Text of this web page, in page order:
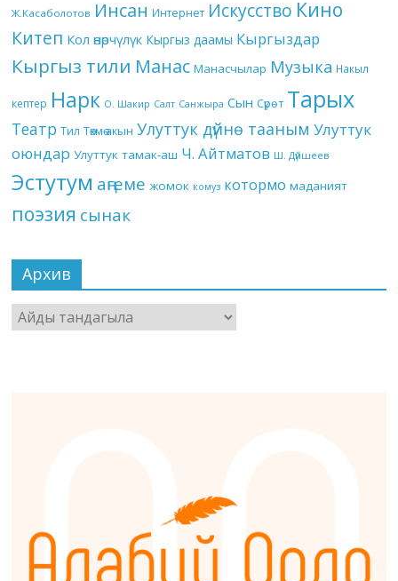
Ж.Касаболотов Инсан Интернет Искусство Кино
Китеп Кол өнөрчүлүк Кыргыз даамы Кыргыздар
Кыргыз тили Манас Манасчылар Музыка Накыл
кептер Нарк О. Шакир Салт Санжыра Сын Сүрөт Тарых
Театр Тил Төкмө акын Улуттук дүйнө тааным Улуттук
оюндар Улуттук тамак-аш Ч. Айтматов Ш. Дүйшеев
Эстутум аңгеме жомок комуз котормо маданият
поэзия сынак
Архив
Архив